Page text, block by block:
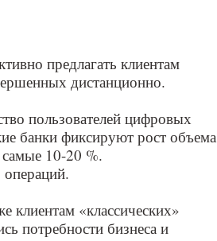
предлагать клиентам
дистанционно.
пользователей цифровых
банки фиксируют рост объема
самые 10-20 %.
клиентам «классических»
потребности бизнеса и